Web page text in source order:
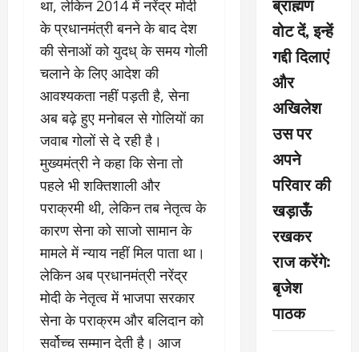
था, लेकिन 2014 में नरेंद्र मोदी
के प्रधानमंत्री बनने के बाद देश
की सेनाओं को युदध् के समय गोली
चलाने के लिए आदेश की
आवश्यकता नहीं पड़ती है, सेना
अब बढ़े हुए मनोबल से गोलियों का
जवाब गोलों से दे रही है।
मुख्यमंत्री ने कहा कि सेना तो
पहले भी शक्तिशाली और
पराक्रमी थी, लेकिन तब नेतृत्व के
कारण सेना को साजो सामान के
मामले में न्याय नहीं मिल पाता था।
लेकिन अब प्रधानमंत्री नरेंद्र
मोदी के नेतृत्व में भाजपा सरकार
सेना के पराक्रम और बलिदान को
सर्वोच्च सम्मान देती है। आज
वोट दें, इन्हें
गद्दी दिलाएं
और
अखिलेश
उस पर
अपने
परिवार की
खड़ाऊँ
रखकर
राज करेंगे:
बृजेश
पाठक